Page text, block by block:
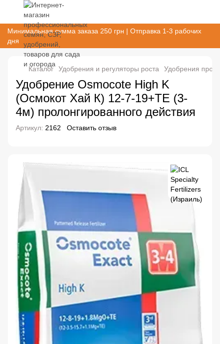
Минимальная сумма заказа 250 грн | Отправка 1-3 рабочих
дня
Каталог Удобрения и регуляторы роста Удобрения
Удобрение Osmocote High K
(Осмокот Хай К) 12-7-19+TE (3-
4м) пролонгированного действия
Артикул: 2162 Оставить отзыв